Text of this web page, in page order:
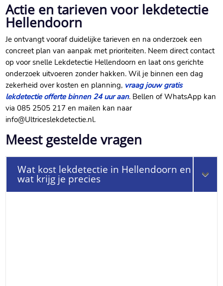
Actie en tarieven voor lekdetectie
Hellendoorn
Je ontvangt vooraf duidelijke tarieven en na onderzoek een
concreet plan van aanpak met prioriteiten. Neem direct contact
op voor snelle Lekdetectie Hellendoorn en laat ons gerichte
onderzoek uitvoeren zonder hakken. Wil je binnen een dag
zekerheid over kosten en planning, vraag jouw gratis
lekdetectie offerte binnen 24 uur aan. Bellen of WhatsApp kan
via 085 2505 217 en mailen kan naar
info@Ultriceslekdetectie.nl.
Meest gestelde vragen
Wat kost lekdetectie in Hellendoorn en
wat krijg je precies